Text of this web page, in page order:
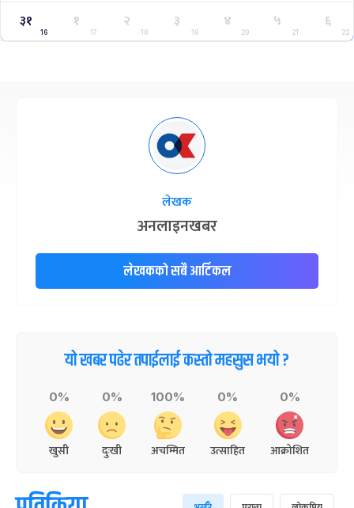
३१
16
१
17
२
18
३
19
४
20
५
21
६
22
लेखक
अनलाइनखबर
लेखकको सबै आर्टिकल
यो खबर पढेर तपाईलाई कस्तो महसुस भयो ?
0%
खुसी
0%
दुःखी
100%
अचम्मित
0%
उत्साहित
0%
आक्रोशित